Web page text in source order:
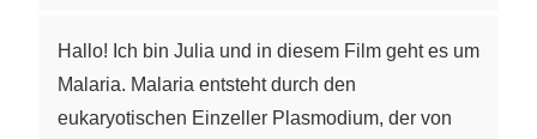
Hallo! Ich bin Julia und in diesem Film geht es um
Malaria. Malaria entsteht durch den
eukaryotischen Einzeller Plasmodium, der von